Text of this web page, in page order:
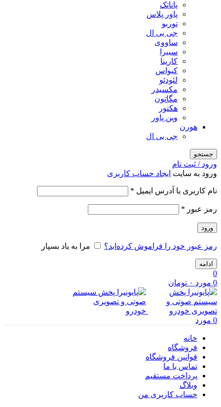
پاناتک
پاور پلاس
توربو
جی بی ال
ساووی
سییرا
کارینا
کیواس
لئودئو
مکسیدر
مگاتون
هکتور
وین پاور
هورن
جی بی ال
جستجو
ورود / ثبت نام
ورود به سایت ایجاد حساب کاربری
نام کاربری یا آدرس ایمیل *
رمز عبور *
ورود
رمز عبور خود را فراموش کرده‌اید؟ مرا به یاد بسپار
ادامه
0
0 مورد ۰ تومان
0 مورد
خانه
فروشگاه
قوانین فروشگاه
تماس با ما
پرداخت مستقیم
وبلاگ
حساب کاربری من